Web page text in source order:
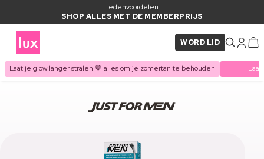
Ledenvoordelen:
SHOP ALLES MET DE MEMBERPRIJS
WORD LID
Laat je glow langer stralen 🤎 alles om je zomertan te behouden